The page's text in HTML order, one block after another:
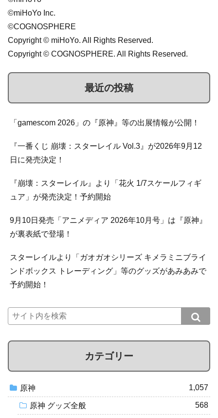
©miHoYo Inc.
©COGNOSPHERE
Copyright © miHoYo. All Rights Reserved.
Copyright © COGNOSPHERE. All Rights Reserved.
最近の投稿
「gamescom 2026」の『原神』等の出展情報が公開！
『一番くじ 崩壊：スターレイル Vol.3』が2026年9月12
日に発売決定！
『崩壊：スターレイル』より「花火 1/7スケールフィギ
ュア」が発売決定！予約開始
9月10日発売「アニメディア 2026年10月号」は『原神』
が裏表紙で登場！
スターレイルより「ガオガオシリーズ キメラミニブライ
ンドボックス トレーディング」等のグッズがあみあみで
予約開始！
カテゴリー
原神 1,057
原神 グッズ全般 568